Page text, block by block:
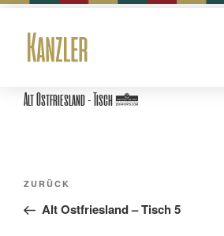
Alt Ostfriesland – Tisch 4
ZURÜCK
Alt Ostfriesland – Tisch 5